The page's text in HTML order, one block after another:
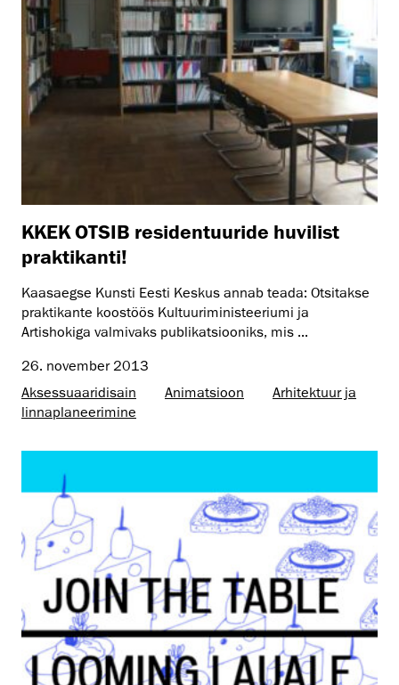
KKEK OTSIB residentuuride huvilist
praktikanti!
Kaasaegse Kunsti Eesti Keskus annab teada: Otsitakse
praktikante koostöös Kultuuriministeeriumi ja
Artishokiga valmivaks publikatsiooniks, mis ...
26. november 2013
Aksessuaaridisain
Animatsioon
Arhitektuur ja
linnaplaneerimine